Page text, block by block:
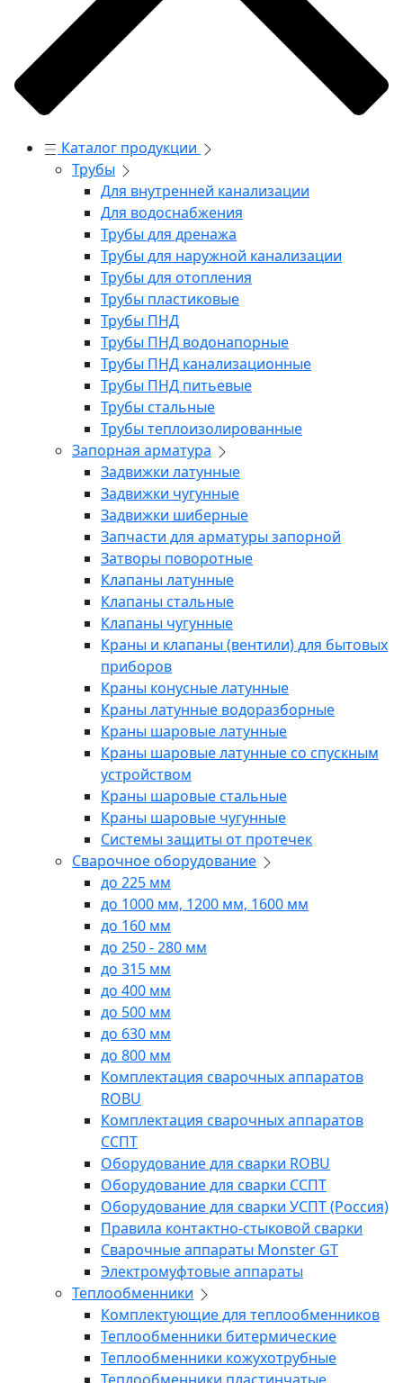
Каталог продукции
Трубы
Для внутренней канализации
Для водоснабжения
Трубы для дренажа
Трубы для наружной канализации
Трубы для отопления
Трубы пластиковые
Трубы ПНД
Трубы ПНД водонапорные
Трубы ПНД канализационные
Трубы ПНД питьевые
Трубы стальные
Трубы теплоизолированные
Запорная арматура
Задвижки латунные
Задвижки чугунные
Задвижки шиберные
Запчасти для арматуры запорной
Затворы поворотные
Клапаны латунные
Клапаны стальные
Клапаны чугунные
Краны и клапаны (вентили) для бытовых
приборов
Краны конусные латунные
Краны латунные водоразборные
Краны шаровые латунные
Краны шаровые латунные со спускным
устройством
Краны шаровые стальные
Краны шаровые чугунные
Системы защиты от протечек
Сварочное оборудование
до 225 мм
до 1000 мм, 1200 мм, 1600 мм
до 160 мм
до 250 - 280 мм
до 315 мм
до 400 мм
до 500 мм
до 630 мм
до 800 мм
Комплектация сварочных аппаратов
ROBU
Комплектация сварочных аппаратов
ССПТ
Оборудование для сварки ROBU
Оборудование для сварки ССПТ
Оборудование для сварки УСПТ (Россия)
Правила контактно-стыковой сварки
Сварочные аппараты Monster GT
Электромуфтовые аппараты
Теплообменники
Комплектующие для теплообменников
Теплообменники битермические
Теплообменники кожухотрубные